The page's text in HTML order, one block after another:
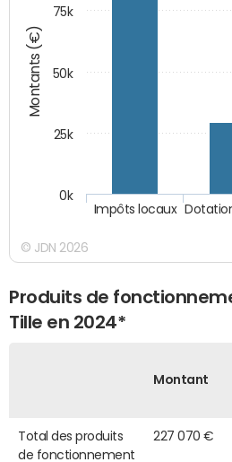
Montants (€)
Impôts locaux
0k
25k
50k
75k
© JDN 2026
Produits de
Tille en 2024*
Montant
Total des produits
de fonctionnement
227 070 €